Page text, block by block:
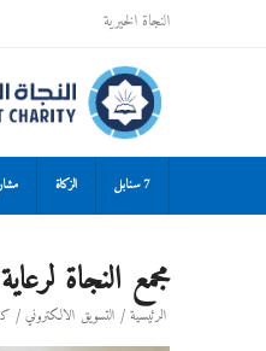
النجاة الخيرية
7 سنابل الزكاة
مجمع النجاة
الرئيسية/ التسويق الالكتروني/